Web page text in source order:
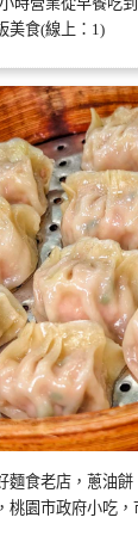
美食(線上：1)
麵食老店，蔥油
桃園市政府小吃